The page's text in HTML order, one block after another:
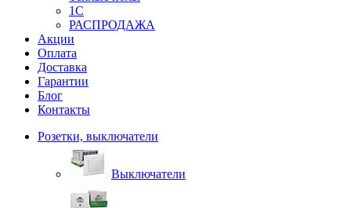
1С
РАСПРОДАЖА
Акции
Оплата
Доставка
Гарантии
Блог
Контакты
Розетки, выключатели
Выключатели